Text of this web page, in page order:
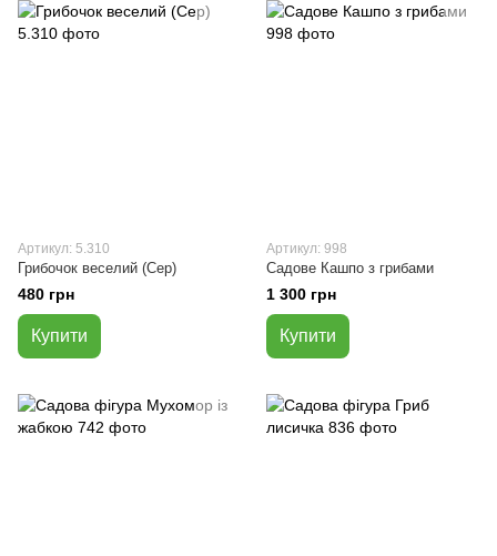
Артикул: 5.310
Грибочок веселий (Сер)
480 грн
Купити
Артикул: 998
Садове Кашпо з грибами
1 300 грн
Купити